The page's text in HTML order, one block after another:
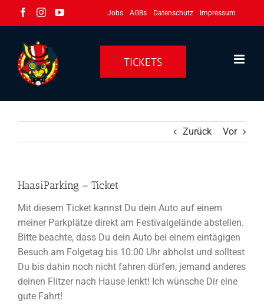
Facebook
InstagramYouTube Jobs AGBs Datenschutz Impressum
TICKETS
Zurück Vor
HaasiParking – Ticket
Mit diesem Ticket kannst Du dein Auto auf einem
meiner Parkplätze direkt am Festivalgelände abstellen.
Bitte beachte, dass Du dein Auto bei einem eintägigen
Besuch am Folgetag bis 10:00 Uhr abholst und solltest
Du bis dahin noch nicht fahren dürfen, jemand anderes
deinen Flitzer nach Hause lenkt! Ich wünsche Dir eine
gute Fahrt!